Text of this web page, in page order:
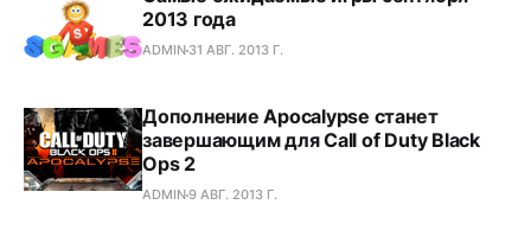
2013 года
ADMIN 31 АВГ. 2013 Г.
Дополнение Apocalypse станет
завершающим для Call of Duty Black
Ops 2
ADMIN9 АВГ. 2013 Г.